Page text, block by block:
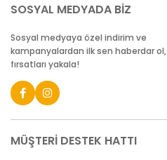
SOSYAL MEDYADA BİZ
Sosyal medyaya özel indirim ve
kampanyalardan ilk sen haberdar ol,
fırsatları yakala!
MÜŞTERİ DESTEK HATTI